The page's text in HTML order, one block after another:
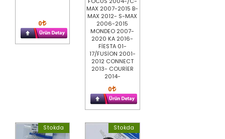
0
MAX 2007-2015 B-
MAX 2012- S-MAX
2006-2015
MONDEO 2007-
2020 KA 2016-
FİESTA 01-
17/FUSİON 2001-
2012 CONNECT
2013- COURİER
2014-
0
Stokda Stokda